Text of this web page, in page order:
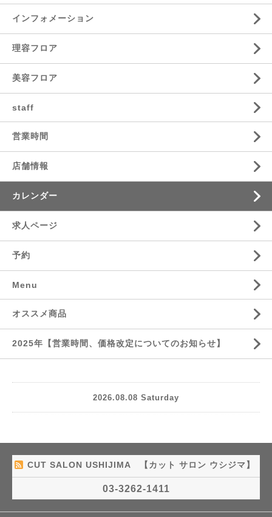
インフォメーション
理容フロア
美容フロア
staff
営業時間
店舗情報
カレンダー
求人ページ
予約
Menu
オススメ商品
2025年【営業時間、価格改定についてのお知らせ】
2026.08.08 Saturday
CUT SALON USHIJIMA 【カット サロン ウシジマ】
03-3262-1411